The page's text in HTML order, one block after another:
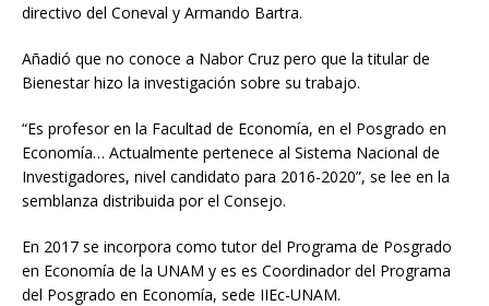
directivo del Coneval y Armando Bartra.
Añadió que no conoce a Nabor Cruz pero que la titular de
Bienestar hizo la investigación sobre su trabajo.
“Es profesor en la Facultad de Economía, en el Posgrado en
Economía… Actualmente pertenece al Sistema Nacional de
Investigadores, nivel candidato para 2016-2020”, se lee en la
semblanza distribuida por el Consejo.
En 2017 se incorpora como tutor del Programa de Posgrado
en Economía de la UNAM y es es Coordinador del Programa
del Posgrado en Economía, sede IIEc-UNAM.